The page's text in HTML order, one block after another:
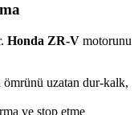
Honda ZR-V motorunu
uzatan dur-kalk,
ve stop etme